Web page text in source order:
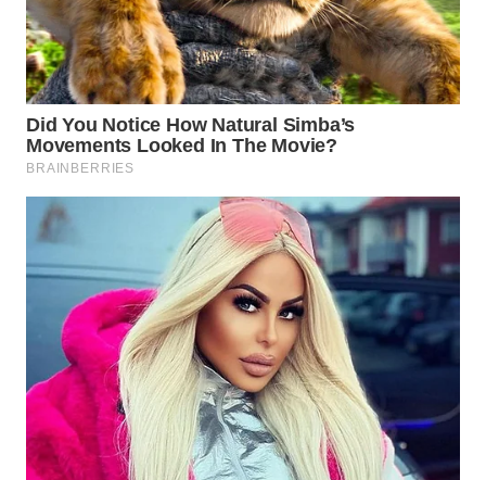
WN
DEPOK
WN
TAPANULI
UTARA
WN
SAMOSIR
WN
PADANG
LAWAS
WN
SUMEDANG
WN